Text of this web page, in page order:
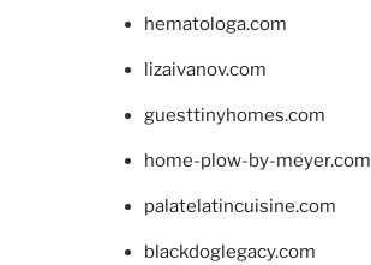
hematologa.com
lizaivanov.com
guesttinyhomes.com
home-plow-by-meyer.com
palatelatincuisine.com
blackdoglegacy.com